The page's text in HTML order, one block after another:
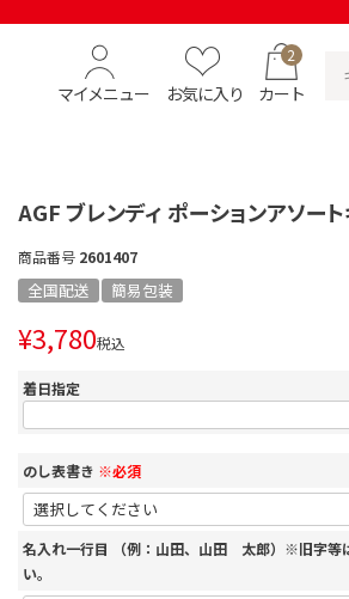
マイメニュー お気に入り
2
カート
AGF ブレンディ ポーションアソート
商品番号 2601407
全国配送 簡易包装
¥3,780税込
着日指定
のし表書き ※必須
名入れ一行目 （例：山田、山田 太郎）※旧字等
い。